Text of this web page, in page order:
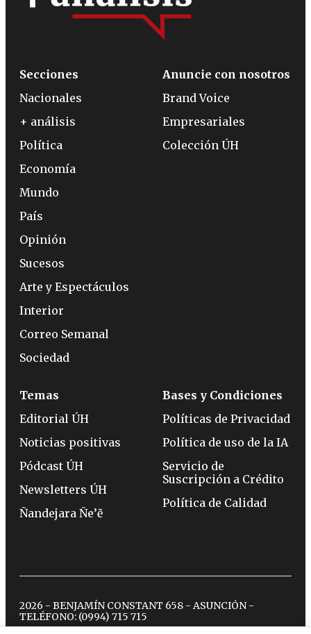
Secciones
Nacionales
+ análisis
Política
Economía
Mundo
País
Opinión
Sucesos
Arte y Espectáculos
Interior
Correo Semanal
Sociedad
Anuncie con nosotros
Brand Voice
Empresariales
Colección ÚH
Temas
Editorial ÚH
Noticias positivas
Pódcast ÚH
Newsletters ÚH
Ñandejara Ñe’ẽ
Bases y Condiciones
Políticas de Privacidad
Política de uso de la IA
Servicio de
Suscripción a Crédito
Política de Calidad
2026 - BENJAMÍN CONSTANT 658 - ASUNCIÓN -
TELÉFONO: (0994) 715 715